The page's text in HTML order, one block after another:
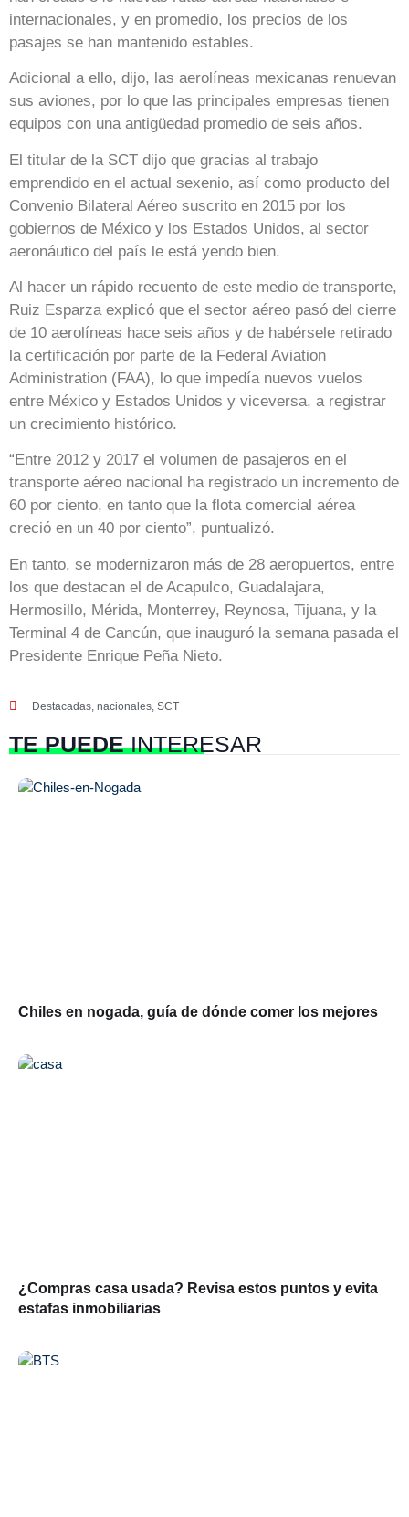
internacionales, y en promedio, los precios de los
pasajes se han mantenido estables.
Adicional a ello, dijo, las aerolíneas mexicanas renuevan
sus aviones, por lo que las principales empresas tienen
equipos con una antigüedad promedio de seis años.
El titular de la SCT dijo que gracias al trabajo
emprendido en el actual sexenio, así como producto del
Convenio Bilateral Aéreo suscrito en 2015 por los
gobiernos de México y los Estados Unidos, al sector
aeronáutico del país le está yendo bien.
Al hacer un rápido recuento de este medio de transporte,
Ruiz Esparza explicó que el sector aéreo pasó del cierre
de 10 aerolíneas hace seis años y de habérsele retirado
la certificación por parte de la Federal Aviation
Administration (FAA), lo que impedía nuevos vuelos
entre México y Estados Unidos y viceversa, a registrar
un crecimiento histórico.
“Entre 2012 y 2017 el volumen de pasajeros en el
transporte aéreo nacional ha registrado un incremento de
60 por ciento, en tanto que la flota comercial aérea
creció en un 40 por ciento”, puntualizó.
En tanto, se modernizaron más de 28 aeropuertos, entre
los que destacan el de Acapulco, Guadalajara,
Hermosillo, Mérida, Monterrey, Reynosa, Tijuana, y la
Terminal 4 de Cancún, que inauguró la semana pasada el
Presidente Enrique Peña Nieto.
Destacadas, nacionales, SCT
TE PUEDEINTERESAR
Chiles en nogada, guía de dónde comer los mejores
¿Compras casa usada? Revisa estos puntos y evita
estafas inmobiliarias